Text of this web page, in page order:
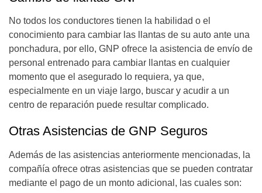
No todos los conductores tienen la habilidad o el
conocimiento para cambiar las llantas de su auto ante una
ponchadura, por ello, GNP ofrece la asistencia de envío de
personal entrenado para cambiar llantas en cualquier
momento que el asegurado lo requiera, ya que,
especialmente en un viaje largo, buscar y acudir a un
centro de reparación puede resultar complicado.
Otras Asistencias de GNP Seguros
Además de las asistencias anteriormente mencionadas, la
compañía ofrece otras asistencias que se pueden contratar
mediante el pago de un monto adicional, las cuales son: